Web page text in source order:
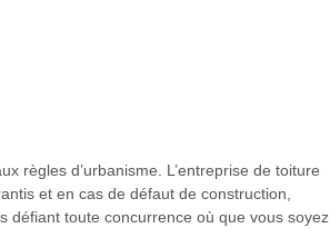
règles d’urbanisme. L’entreprise de toiture
et en cas de défaut de construction,
défiant toute concurrence où que vous soyez